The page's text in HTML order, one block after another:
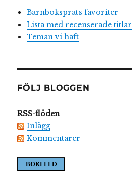
Barnboksprats favoriter
Lista med recenserade titlar
Teman vi haft
FÖLJ BLOGGEN
RSS-flöden
Inlägg
Kommentarer